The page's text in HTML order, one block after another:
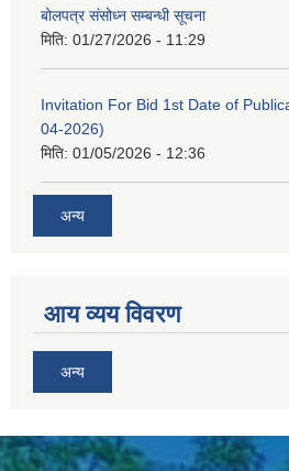
बोलपत्र संसोध्न सम्बन्धी सूचना
मिति: 01/27/2026 - 11:29
Invitation For Bid 1st Date of
04-2026)
मिति: 01/05/2026 - 12:36
अन्य
आय व्यय विवरण
अन्य